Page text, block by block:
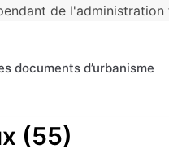
de l'administration
documents d’urbanisme
(55)